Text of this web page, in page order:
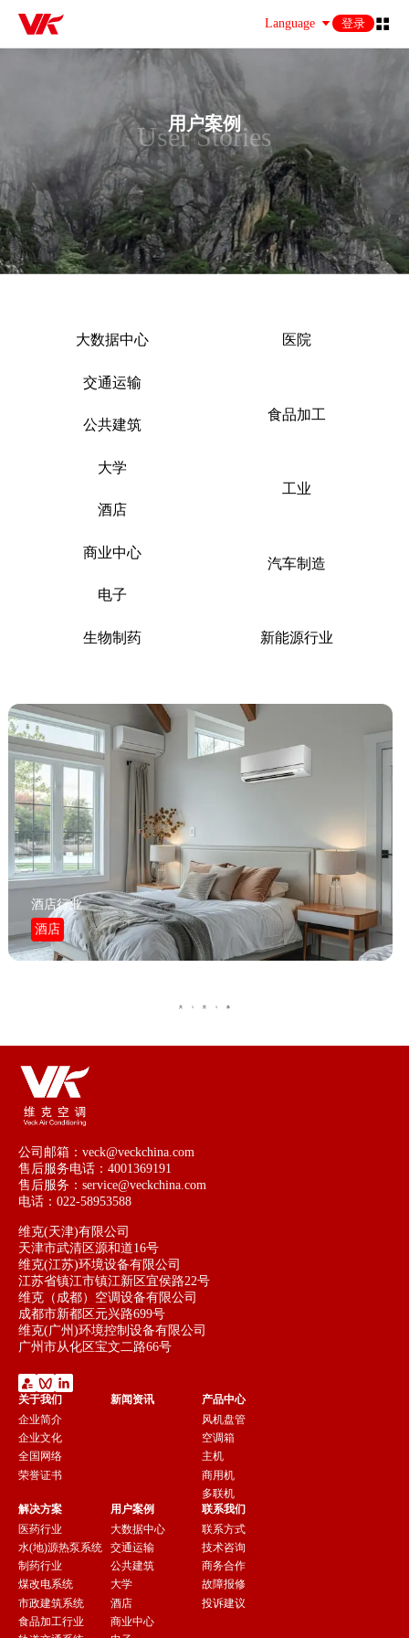
Language 登录
User Stories
用户案例
大数据中心
交通运输
公共建筑
大学
酒店
商业中心
电子
生物制药
医院
食品加工
工业
汽车制造
新能源行业
酒店行业
酒店
共 1 页 1 条
公司邮箱：veck@veckchina.com
售后服务电话：4001369191
售后服务：service@veckchina.com
电话：022-58953588
维克(天津)有限公司
天津市武清区源和道16号
维克(江苏)环境设备有限公司
江苏省镇江市镇江新区宜侯路22号
维克（成都）空调设备有限公司
成都市新都区元兴路699号
维克(广州)环境控制设备有限公司
广州市从化区宝文二路66号
关于我们
企业简介
企业文化
全国网络
荣誉证书
新闻资讯
产品中心
风机盘管
空调箱
主机
商用机
多联机
解决方案
医药行业
水(地)源热泵系统
制药行业
煤改电系统
市政建筑系统
食品加工行业
用户案例
大数据中心
交通运输
公共建筑
大学
酒店
商业中心
联系我们
联系方式
技术咨询
商务合作
故障报修
投诉建议